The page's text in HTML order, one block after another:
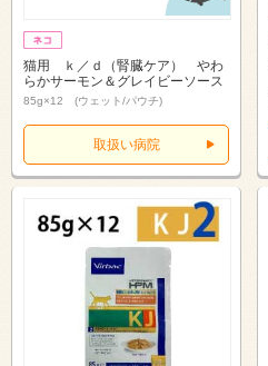
猫用 ｋ／ｄ（腎臓ケア） やわ
らかサーモン＆グレイビーソース
85g×12 (ウェット/パウチ)
取扱い病院